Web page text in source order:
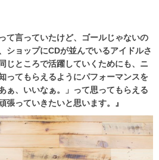
て言っていたけど、ゴールじゃないの
ショップにCDが並んでいるアイドルさ
じところで活躍していくためにも、ニ
ってもらえるようにパフォーマンスを
ぁ、いいなぁ。」って思ってもらえる
張っていきたいと思います。』